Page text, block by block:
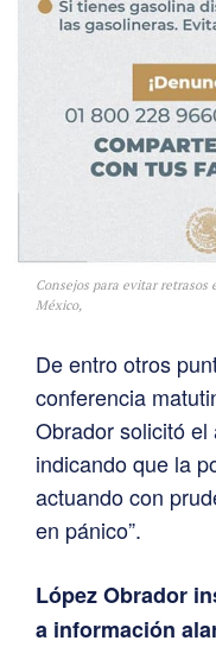
Consejos para evitar
México,
De entro otros
conferencia
Obrador solicitó
indicando que la
actuando con
en pánico”.
López Obrador
a información